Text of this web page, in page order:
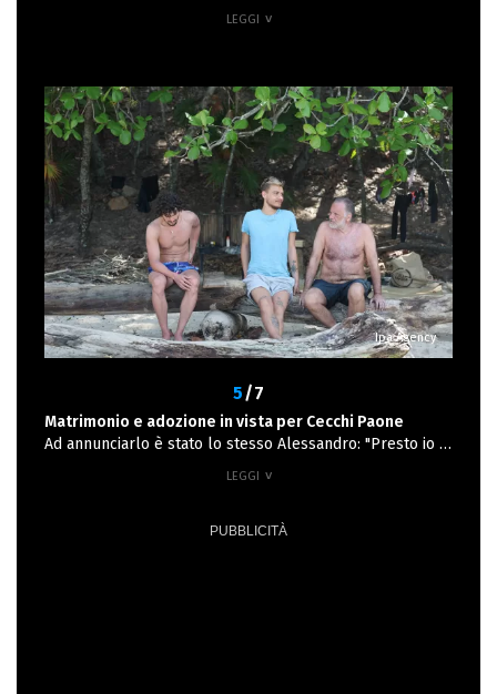
parola, non ci parlavamo più. Non posso avercela con lui,
non lo conosco abbastanza e credo sia reciproco". La
versione di Fabio invece è: "Ho fatto pace e ho azzerato
tutto. Non dimentico, mi rimane quello che ho subito.
Non posso dimenticare le cose che mi vengono dette, ma
apro nuovi orizzonti"
Ipa Agency
5/7
Matrimonio e adozione in vista per Cecchi Paone
Ad annunciarlo è stato lo stesso Alessandro: "Presto io e
sposiamo all’estero avrò il diritto di adottare la figlia di